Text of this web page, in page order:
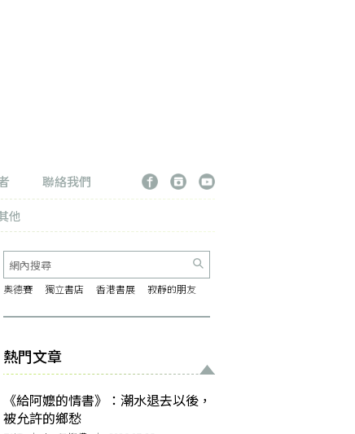
聯絡我們
他
奧德賽 獨立書店 香港書展 寂靜的朋友
熱門文章
《給阿嬤的情書》：潮水退去以後，
被允許的鄉愁